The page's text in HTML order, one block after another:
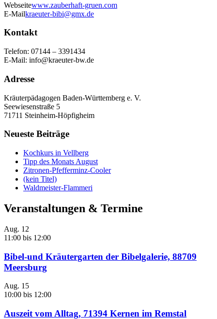
Webseitewww.zauberhaft-gruen.com
E-Mailkraeuter-bibi@gmx.de
Kontakt
Telefon: 07144 – 3391434
E-Mail: info@kraeuter-bw.de
Adresse
Kräuterpädagogen Baden-Württemberg e. V.
Seewiesenstraße 5
71711 Steinheim-Höpfigheim
Neueste Beiträge
Kochkurs in Vellberg
Tipp des Monats August
Zitronen-Pfefferminz-Cooler
(kein Titel)
Waldmeister-Flammeri
Veranstaltungen & Termine
Aug. 12
11:00 bis 12:00
Bibel-und Kräutergarten der Bibelgalerie, 88709
Meersburg
Aug. 15
10:00 bis 12:00
Auszeit vom Alltag, 71394 Kernen im Remstal